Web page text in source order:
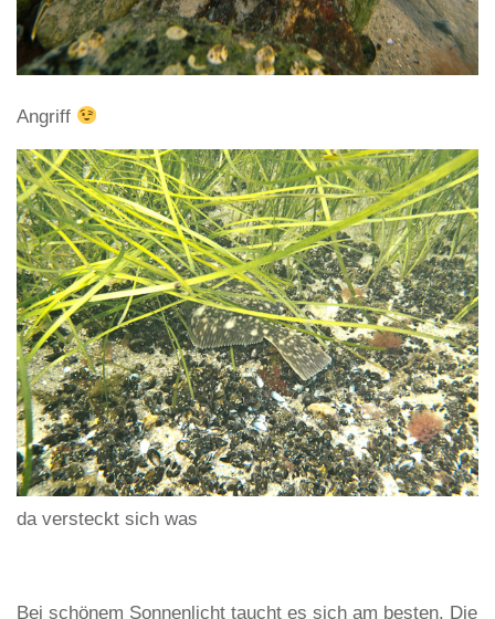
Angriff
da versteckt sich was
Bei schönem Sonnenlicht taucht es sich am besten. Die